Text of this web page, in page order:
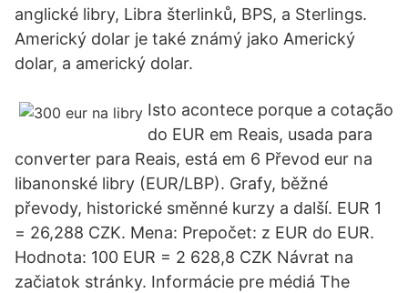
anglické libry, Libra šterlinků, BPS, a Sterlings.
Americký dolar je také známý jako Americký
dolar, a americký dolar.
Isto acontece porque a cotação
do EUR em Reais, usada para
converter para Reais, está em 6 Převod eur na
libanonské libry (EUR/LBP). Grafy, běžné
převody, historické směnné kurzy a další. EUR 1
= 26,288 CZK. Mena: Prepočet: z EUR do EUR.
Hodnota: 100 EUR = 2 628,8 CZK Návrat na
začiatok stránky. Informácie pre médiá The